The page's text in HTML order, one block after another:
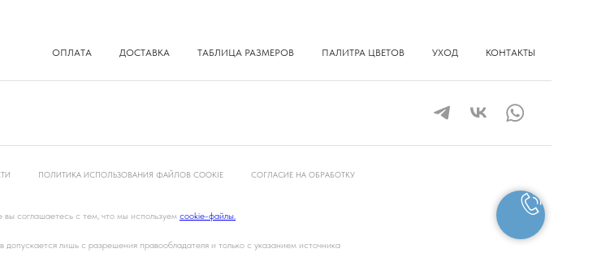
ОПЛАТА ДОСТАВКА ТАБЛИЦА РАЗМЕРОВ ПАЛИТРА ЦВЕТОВ УХОД КОНТАКТЫ
ПОЛИТИКА ИСПОЛЬЗОВАНИЯ ФАЙЛОВ COOKIE СОГЛАСИЕ НА ОБРАБОТКУ
соглашаетесь с тем, что мы используем cookie-файлы.
лишь с разрешения правообладателя и только с указанием источника